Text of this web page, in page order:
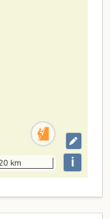
20 km i